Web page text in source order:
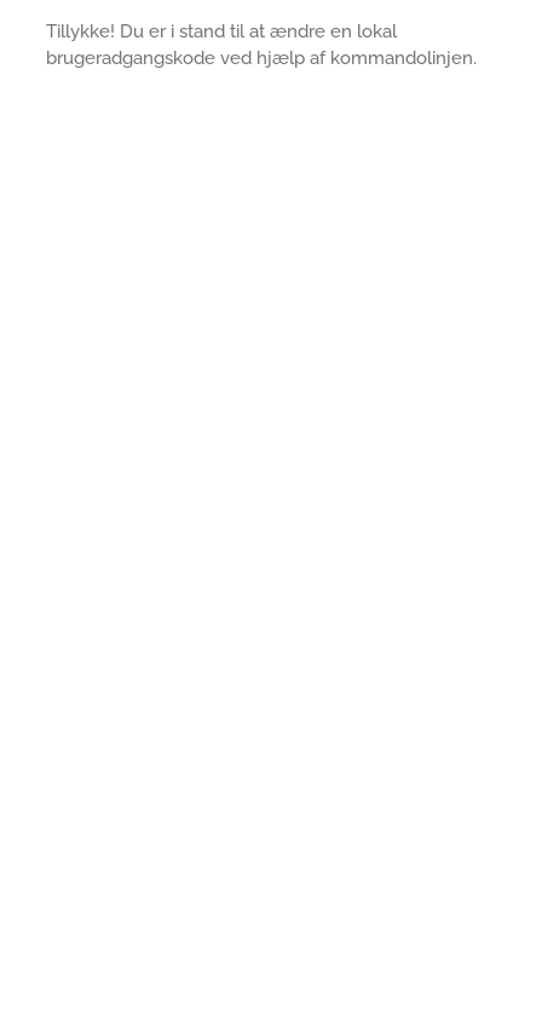
Tillykke! Du er i stand til at ændre en lokal
brugeradgangskode ved hjælp af kommandolinjen.